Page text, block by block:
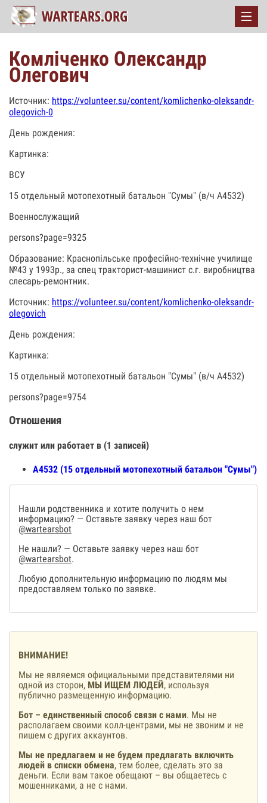
Комліченко Олександр
Олегович
Источник: https://volunteer.su/content/komlichenko-oleksandr-
olegovich-0
День рождения:
Картинка:
ВСУ
15 отдельный мотопехотный батальон "Сумы" (в/ч А4532)
Военнослужащий
persons?page=9325
Образование: Краснопільське професійно-технічне училище
№43 у 1993р., за спец тракторист-машинист с.г. виробництва
слесарь-ремонтник.
Источник: https://volunteer.su/content/komlichenko-oleksandr-
olegovich
День рождения:
Картинка:
15 отдельный мотопехотный батальон "Сумы" (в/ч А4532)
persons?page=9754
Отношения
служит или работает в (1 записей)
А4532 (15 отдельный мотопехотный батальон "Сумы")
Нашли родственника и хотите получить о нем
информацию? — Оставьте заявку через наш бот
@wartearsbot
Не нашли? — Оставьте заявку через наш бот
@wartearsbot.
Любую дополнительную информацию по людям мы
предоставляем только по заявке.
ВНИМАНИЕ!
Мы не являемся официальными представителями ни
одной из сторон, МЫ ИЩЕМ ЛЮДЕЙ, используя
публично размещенную информацию.
Бот – единственный способ связи с нами. Мы не
располагаем своими колл-центрами, мы не звоним и не
пишем с других аккаунтов.
Мы не предлагаем и не будем предлагать включить
людей в списки обмена, тем более, сделать это за
деньги. Если вам такое обещают – вы общаетесь с
мошенниками, а не с нами.